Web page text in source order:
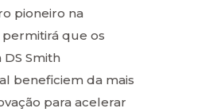
pioneiro na
que os
Smith
beneficiem da mais
para acelerar